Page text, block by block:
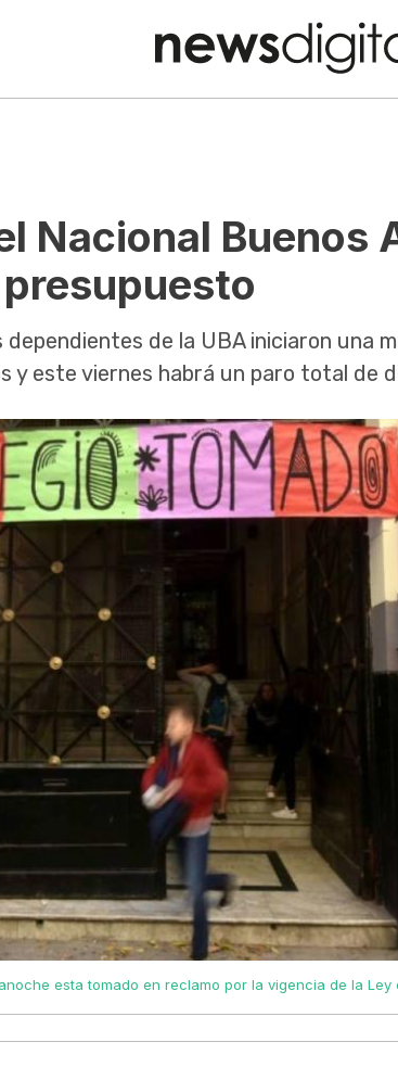
Nacional Buenos
dependientes de la UBA iniciaron una
y este viernes habrá un paro total de
esta tomado en reclamo por la vigencia de la